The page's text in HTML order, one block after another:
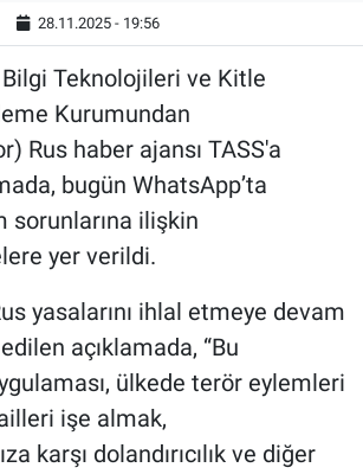
28.11.2025 - 19:56
Teknolojileri ve Kitle
Kurumundan
Rus haber ajansı TASS'a
bugün WhatsApp’ta
sorunlarına ilişkin
yer verildi.
yasalarını ihlal etmeye devam
açıklamada, “Bu
ülkede terör eylemleri
işe almak,
karşı dolandırıcılık ve diğer